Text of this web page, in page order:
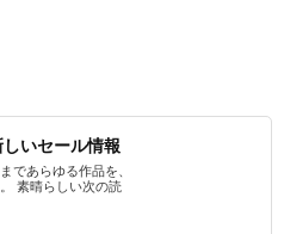
いセール情報
であらゆる作品を、
素晴らしい次の読